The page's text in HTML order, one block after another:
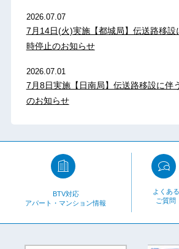
2026.07.07
7月14日(火)実施【都城局】伝送路移設
時停止のお知らせ
2026.07.01
7月8日実施【日南局】伝送路移設に伴
のお知らせ
BTV対応
アパート・マンション情報
よくある
ご質問